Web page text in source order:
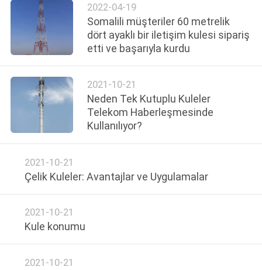
HAKKIMIZDA
FABRIKA
TURU
KALITE
KONTROL
BIZE
ULAŞIN
HABERLER
2022-04-19
Somalili müşteriler 60 metrelik
dört ayaklı bir iletişim kulesi sipariş
etti ve başarıyla kurdu
2021-10-21
Neden Tek Kutuplu Kuleler
Telekom Haberleşmesinde
Kullanılıyor?
2021-10-21
Çelik Kuleler: Avantajlar ve Uygulamalar
2021-10-21
Kule konumu
2021-10-21